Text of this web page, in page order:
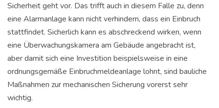
Sicherheit geht vor. Das trifft auch in diesem Falle zu, denn
eine Alarmanlage kann nicht verhindern, dass ein Einbruch
stattfindet. Sicherlich kann es abschreckend wirken, wenn
eine Überwachungskamera am Gebäude angebracht ist,
aber damit sich eine Investition beispielsweise in eine
ordnungsgemäße Einbruchmeldeanlage lohnt, sind bauliche
Maßnahmen zur mechanischen Sicherung vorerst sehr
wichtig.